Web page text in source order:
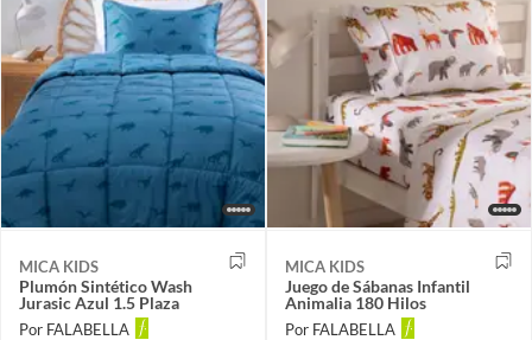
MICA KIDS
Plumón Sintético Wash
Jurasic Azul 1.5 Plaza
Por FALABELLA
MICA KIDS
Juego de Sábanas Infantil
Animalia 180 Hilos
Por FALABELLA